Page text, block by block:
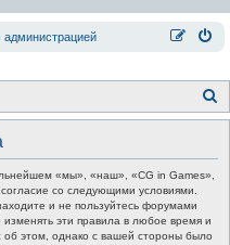
администрацией
о
«мы», «наш», «CG in Games»,
со следующими условиями.
и не пользуйтесь форумами
эти правила в любое время и
этом, однако с вашей стороны было